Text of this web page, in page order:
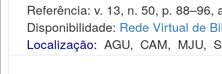
Referência: v. 13, n. 50, p. 88–96,
Disponibilidade: Rede Virtual de
Localização: AGU, CAM, MJU,